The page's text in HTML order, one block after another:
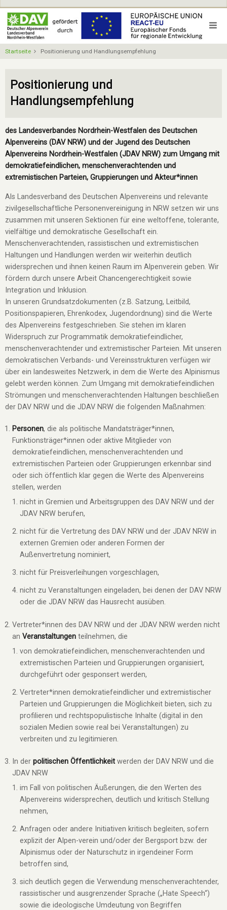
Direkt
zum
Inhalt
Startseite Positionierung und Handlungsempfehlung
Positionierung und
Handlungsempfehlung
des Landesverbandes Nordrhein-Westfalen des Deutschen
Alpenvereins (DAV NRW) und der Jugend des Deutschen
Alpenvereins Nordrhein-Westfalen (JDAV NRW) zum Umgang mit
demokratiefeindlichen, menschenverachtenden und
extremistischen Parteien, Gruppierungen und Akteur*innen
Als Landesverband des Deutschen Alpenvereins und relevante
zivilgesellschaftliche Personenvereinigung in NRW setzen wir uns
zusammen mit unseren Sektionen für eine weltoffene, tolerante,
vielfältige und demokratische Gesellschaft ein.
Menschenverachtenden, rassistischen und extremistischen
Haltungen und Handlungen werden wir weiterhin deutlich
widersprechen und ihnen keinen Raum im Alpenverein geben. Wir
fördern durch unsere Arbeit Chancengerechtigkeit sowie
Integration und Inklusion.
In unseren Grundsatzdokumenten (z.B. Satzung, Leitbild,
Positionspapieren, Ehrenkodex, Jugendordnung) sind die Werte
des Alpenvereins festgeschrieben. Sie stehen im klaren
Widerspruch zur Programmatik demokratiefeindlicher,
menschenverachtender und extremistischer Parteien. Mit unseren
demokratischen Verbands- und Vereinsstrukturen verfügen wir
über ein landesweites Netzwerk, in dem die Werte des Alpinismus
gelebt werden können. Zum Umgang mit demokratiefeindlichen
Strömungen und menschenverachtenden Haltungen beschließen
der DAV NRW und die JDAV NRW die folgenden Maßnahmen:
Personen, die als politische Mandatsträger*innen,
Funktionsträger*innen oder aktive Mitglieder von
demokratiefeindlichen, menschenverachtenden und
extremistischen Parteien oder Gruppierungen erkennbar sind
oder sich öffentlich klar gegen die Werte des Alpenvereins
stellen, werden
nicht in Gremien und Arbeitsgruppen des DAV NRW und der
JDAV NRW berufen,
nicht für die Vertretung des DAV NRW und der JDAV NRW in
externen Gremien oder anderen Formen der
Außenvertretung nominiert,
nicht für Preisverleihungen vorgeschlagen,
nicht zu Veranstaltungen eingeladen, bei denen der DAV NRW
oder die JDAV NRW das Hausrecht ausüben.
Vertreter*innen des DAV NRW und der JDAV NRW werden nicht
anVeranstaltungen teilnehmen, die
von demokratiefeindlichen, menschenverachtenden und
extremistischen Parteien und Gruppierungen organisiert,
durchgeführt oder gesponsert werden,
Vertreter*innen demokratiefeindlicher und extremistischer
Parteien und Gruppierungen die Möglichkeit bieten, sich zu
profilieren und rechtspopulistische Inhalte (digital in den
sozialen Medien sowie real bei Veranstaltungen) zu
verbreiten und zu legitimieren.
In derpolitischen Öffentlichkeit werden der DAV NRW und die
JDAV NRW
im Fall von politischen Äußerungen, die den Werten des
Alpenvereins widersprechen, deutlich und kritisch Stellung
nehmen,
Anfragen oder andere Initiativen kritisch begleiten, sofern
explizit der Alpen-verein und/oder der Bergsport bzw. der
Alpinismus oder der Naturschutz in irgendeiner Form
betroffen sind,
sich deutlich gegen die Verwendung menschenverachtender,
rassistischer und ausgrenzender Sprache („Hate Speech“)
sowie die ideologische Umdeutung von Begriffen